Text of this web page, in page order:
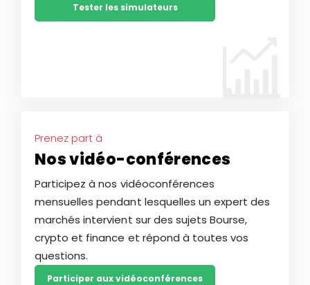
Tester les simulateurs
Prenez part à
Nos vidéo-conférences
Participez à nos vidéoconférences
mensuelles pendant lesquelles un expert des
marchés intervient sur des sujets Bourse,
crypto et finance et répond à toutes vos
questions.
Participer aux vidéoconférences